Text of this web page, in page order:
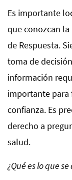
Es importante
que conozcan la
de Respuesta.
toma de
información
importante para
confianza. Es
derecho a
salud.
¿Qué es lo que